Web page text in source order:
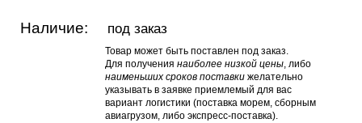
Наличие: под заказ
Товар может быть поставлен под заказ.
Для получения наиболее низкой цены, либо
наименьших сроков поставки желательно
указывать в заявке приемлемый для вас
вариант логистики (поставка морем, сборным
авиагрузом, либо экспресс-поставка).